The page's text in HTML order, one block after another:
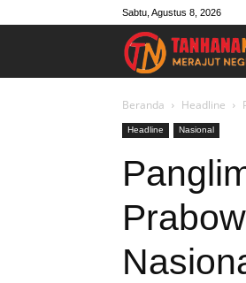
Sabtu, Agustus 8, 2026
Beranda Headline
Headline Nasional